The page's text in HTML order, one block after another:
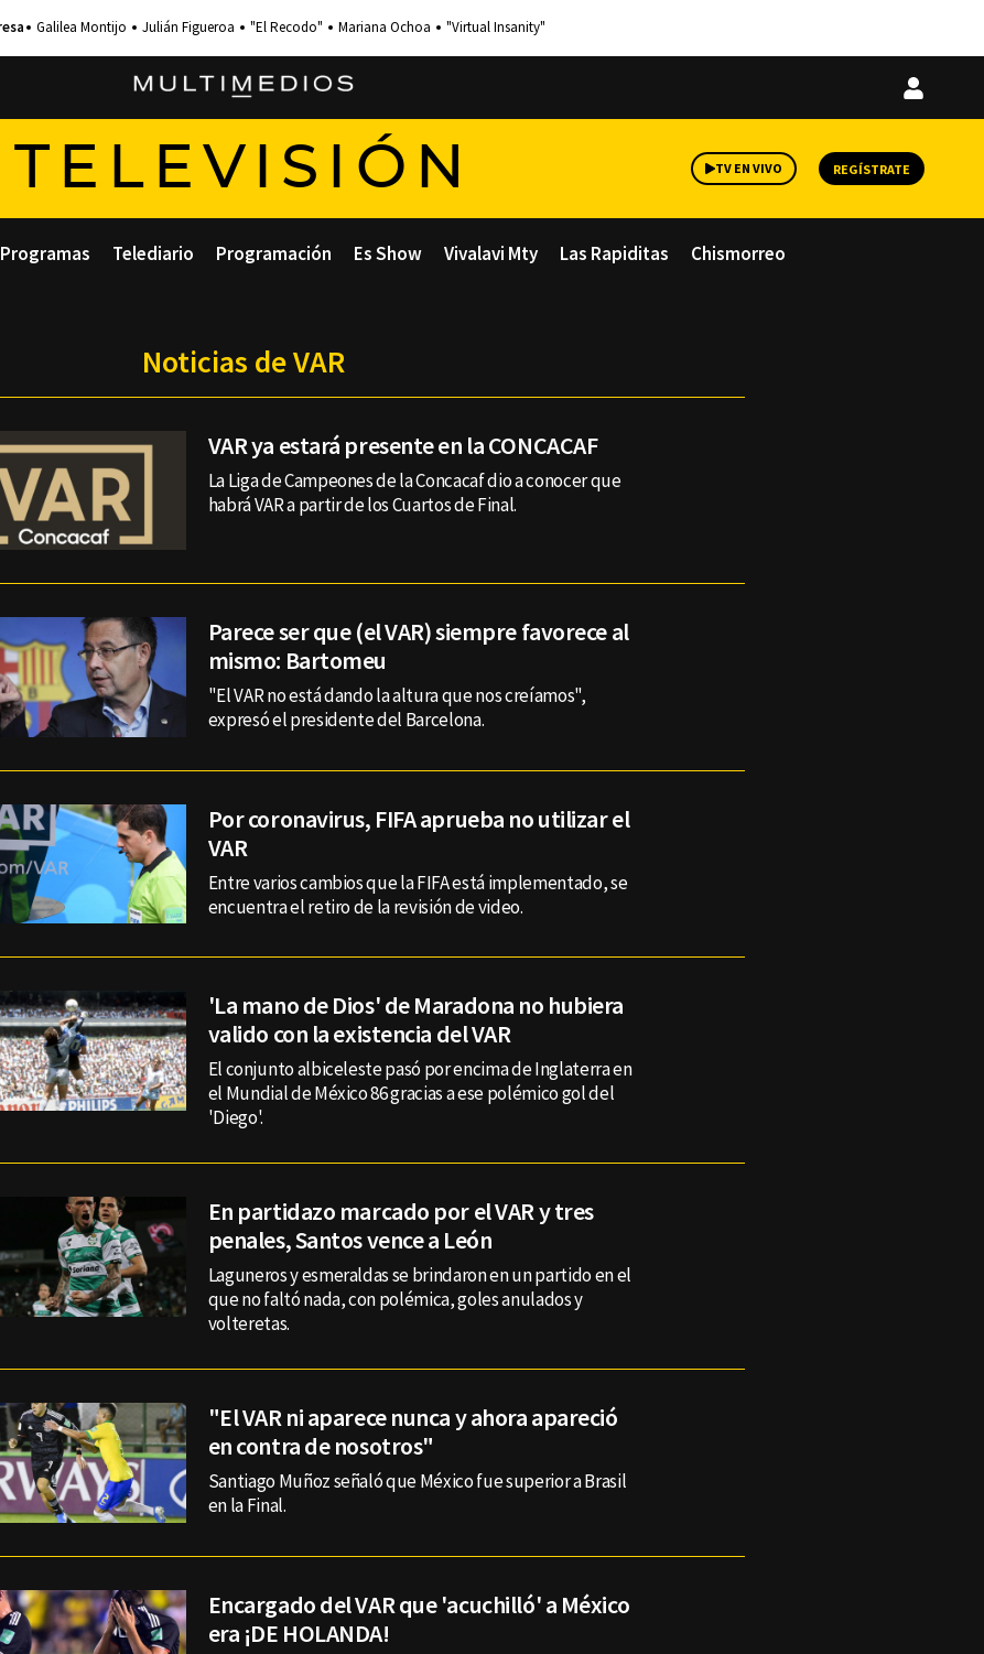
Galilea Montijo Julián Figueroa "El Recodo" Mariana Ochoa "Virtual Insanity"
Iniciar
TELEVISIÓN TV EN VIVO REGÍSTRATE
Programas Telediario Programación Es Show Vivalavi Mty Las Rapiditas Chismorreo
Noticias de VAR
VAR ya estará presente en la CONCACAF
La Liga de Campeones de la Concacaf dio a conocer que
habrá VAR a partir de los Cuartos de Final.
Parece ser que (el VAR) siempre favorece al
mismo: Bartomeu
"El VAR no está dando la altura que nos creíamos",
expresó el presidente del Barcelona.
Por coronavirus, FIFA aprueba no utilizar el
VAR
Entre varios cambios que la FIFA está implementado, se
encuentra el retiro de la revisión de video.
'La mano de Dios' de Maradona no hubiera
valido con la existencia del VAR
El conjunto albiceleste pasó por encima de Inglaterra en
el Mundial de México 86 gracias a ese polémico gol del
'Diego'.
En partidazo marcado por el VAR y tres
penales, Santos vence a León
Laguneros y esmeraldas se brindaron en un partido en el
que no faltó nada, con polémica, goles anulados y
volteretas.
"El VAR ni aparece nunca y ahora apareció
en contra de nosotros"
Santiago Muñoz señaló que México fue superior a Brasil
en la Final.
Encargado del VAR que 'acuchilló' a México
era ¡DE HOLANDA!